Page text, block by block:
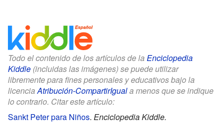
Todo el contenido de los artículos de la Enciclopedia
Kiddle (incluidas las imágenes) se puede utilizar
libremente para fines personales y educativos bajo la
licenciaAtribución-CompartirIguala menos que se indique
lo contrario. Citar este artículo:
Sankt Peter para Niños. Enciclopedia Kiddle.